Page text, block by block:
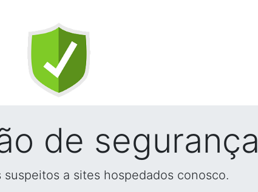
de segurança
a sites hospedados conosco.